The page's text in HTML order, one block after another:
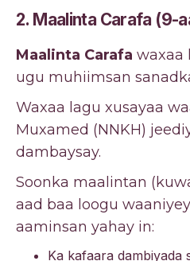
2. Maalinta Carafa (9-
Maalinta Carafa waxaa
ugu muhiimsan
Waxaa lagu xusayaa
Muxamed (NNKH)
dambaysay.
Soonka maalintan
aad baa loogu
aaminsan yahay in:
Ka kafaara dambiyada